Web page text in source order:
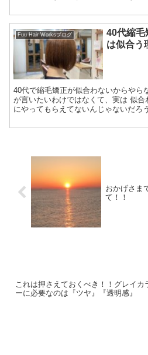
Fuu Hair Worksブログ
40代縮
は似合う
40代で縮毛矯正が似合わないからやら
が言いたいわけではなくて、実は 似合
にやってもらえてないんじゃないだろ
のある方は
おかげさま
て！！
これは押さえておくべき！！グレイカ
ーに必要なのは『ツヤ』『透明感』